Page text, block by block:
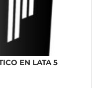
EN LATA 5